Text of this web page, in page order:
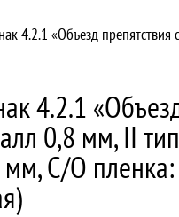
4.2.1 «Объезд препятствия
4.2.1
0,8 мм, II
С/О